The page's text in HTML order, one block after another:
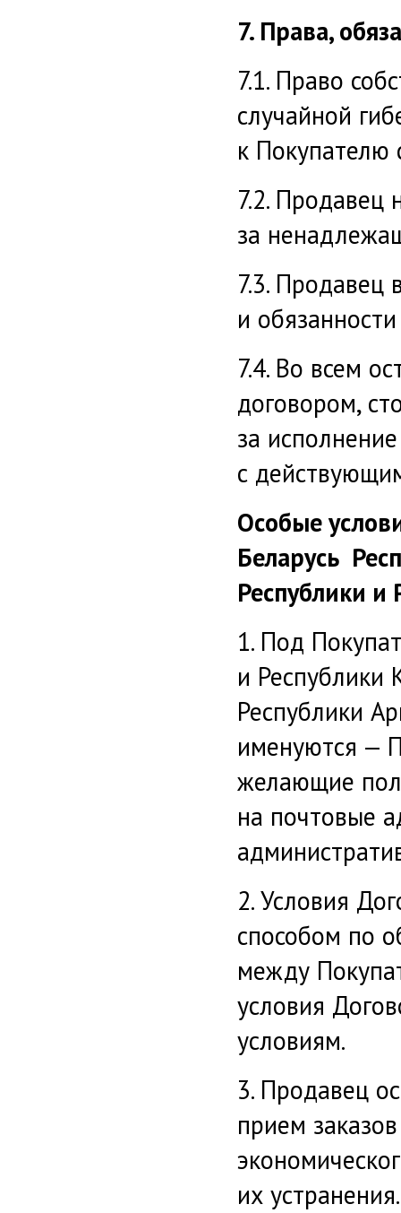
7. Права,
7.1. Право
случайной
к Покупателю
7.2. Продавец
за
7.3. Продавец
и
7.4. Во всем
договором,
за
с
Особые
Беларусь
Республики и
1. Под
и Республики
Республики
именуются —
желающие
на почтовые
2. Условия
способом по
между
условия
условиям.
3. Продавец
прием
их устранения.